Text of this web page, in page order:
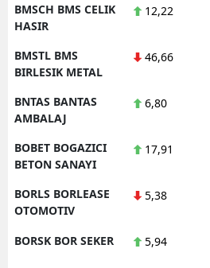
BMSCH BMS CELIK
HASIR
12,22
BMSTL BMS
BIRLESIK METAL
46,66
BNTAS BANTAS
AMBALAJ
6,80
BOBET BOGAZICI
BETON SANAYI
17,91
BORLS BORLEASE
OTOMOTIV
5,38
BORSK BOR SEKER 5,94